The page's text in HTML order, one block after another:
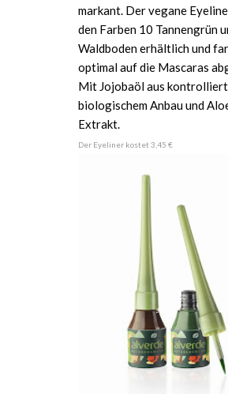
markant. Der vegane
den Farben 10 Tannengrün
Waldboden erhältlich und
optimal auf die Mascaras
Mit Jojobaöl aus kontrolliert
biologischem Anbau und
Extrakt.
Der Eyeliner kostet 3,45 €